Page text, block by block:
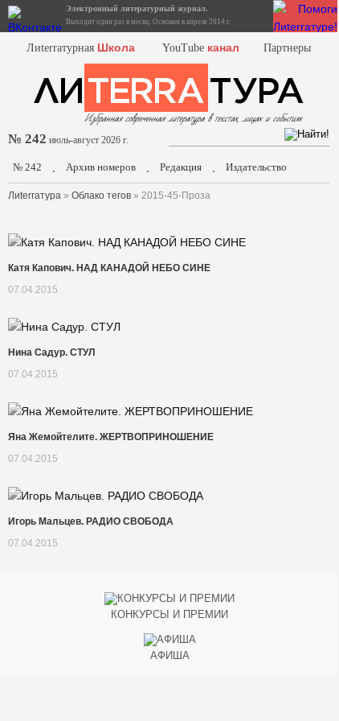
Электронный литературный журнал.
Выходит один раз в месяц. Основан в апреле 2014 г.
Лиterraтурная Школа YouTube канал Партнеры
№ 242 июль-август 2026 г.
№ 242 . Архив номеров . Редакция . Издательство
Лиterraтура » Облако тегов » 2015-45-Проза
Катя Капович. НАД КАНАДОЙ НЕБО СИНЕ
07.04.2015
Нина Садур. СТУЛ
07.04.2015
Яна Жемойтелите. ЖЕРТВОПРИНОШЕНИЕ
07.04.2015
Игорь Мальцев. РАДИО СВОБОДА
07.04.2015
КОНКУРСЫ И ПРЕМИИ
АФИША